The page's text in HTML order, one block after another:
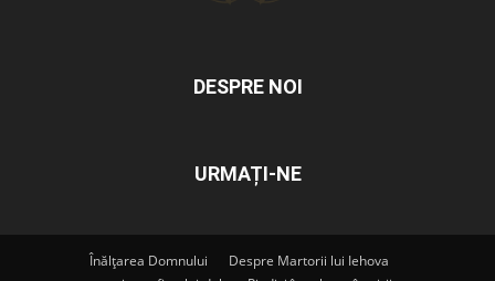
DESPRE NOI
URMAȚI-NE
Înălțarea Domnului
Despre Martorii lui Iehova